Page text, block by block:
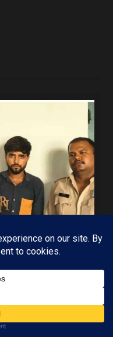
नोटों के साथ